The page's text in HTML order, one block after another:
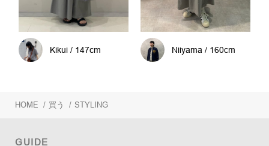
Kikui / 147cm Niiyama / 160cm
HOME / 買う / STYLING
GUIDE